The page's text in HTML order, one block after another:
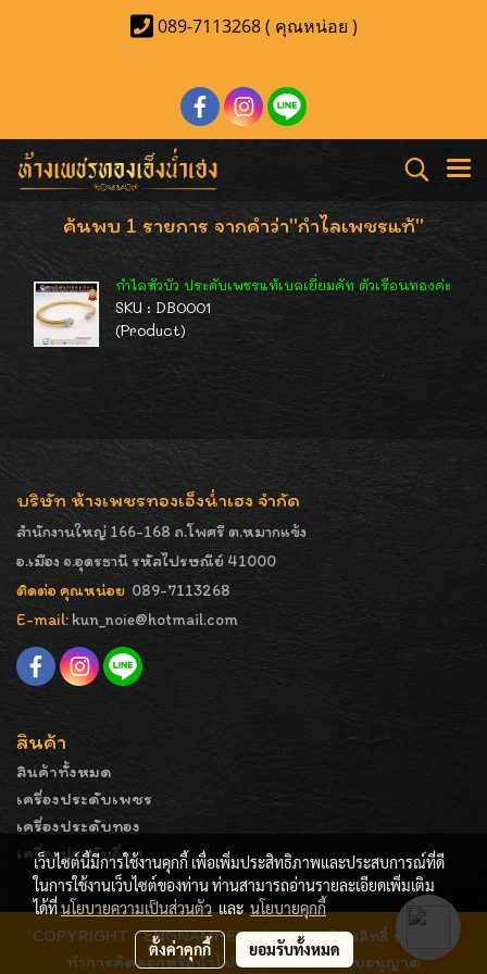
089-7113268 ( คุณหน่อย )
ค้นพบ 1 รายการ จากคำว่า"กำไลเพชรแท้"
กำไลหัวบัว ประดับเพชรแท้เบลเยี่ยมคัท ตัวเรือนทองค่ะ
SKU : DB0001
(Product)
บริษัท ห้างเพชรทองเอ็งน่ำเฮง จำกัด
สำนักงานใหญ่ 166-168 ถ.โพศรี ต.หมากแข้ง
อ.เมือง จ.อุดรธานี รหัสไปรษณีย์ 41000
ติดต่อ คุณหน่อย 089-7113268
E-mail: kun_noie@hotmail.com
สินค้า
สินค้าทั้งหมด
เครื่องประดับเพชร
เครื่องประดับทอง
เครื่องประดับอื่นๆ
COPYRIGHT - ENGNAMHENG | รูปภาพมีลิขสิทธิ์ ห้ามมิให้
ทำการคัดลอกหรือนำไปเผยแพร่ก่อนได้รับอนุญาต
เว็บไซต์นี้มีการใช้งานคุกกี้ เพื่อเพิ่มประสิทธิภาพและประสบการณ์ที่ดี
ในการใช้งานเว็บไซต์ของท่าน ท่านสามารถอ่านรายละเอียดเพิ่มเติม
ได้ที่นโยบายความเป็นส่วนตัวและนโยบายคุกกี้
ตั้งค่าคุกกี้ ยอมรับทั้งหมด